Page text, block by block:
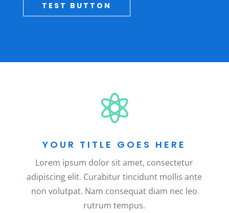
TEST BUTTON

YOUR TITLE GOES HERE
Lorem ipsum dolor sit amet, consectetur
adipiscing elit. Curabitur tincidunt mollis ante
non volutpat. Nam consequat diam nec leo
rutrum tempus.